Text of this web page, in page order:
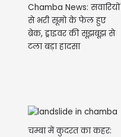
Chamba News: सवारियों
से भरी सूमो के फेल हुए
ब्रेक, ड्राइवर की सूझबूझ से
टला बड़ा हादसा
चम्बा में कुदरत का कहर: